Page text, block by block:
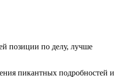
позиции по делу, лучше
пикантных подробностей и